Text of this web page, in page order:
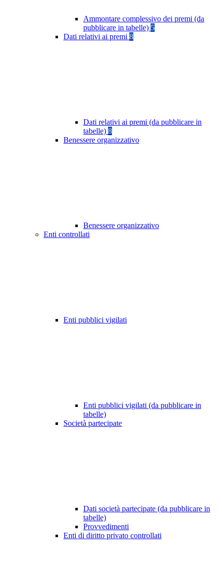
Ammontare complessivo dei premi (da
pubblicare in tabelle) 5
Dati relativi ai premi 8
Dati relativi ai premi (da pubblicare in
tabelle) 8
Benessere organizzativo
Benessere organizzativo
Enti controllati
Enti pubblici vigilati
Enti pubblici vigilati (da pubblicare in
tabelle)
Società partecipate
Dati società partecipate (da pubblicare in
tabelle)
Provvedimenti
Enti di diritto privato controllati